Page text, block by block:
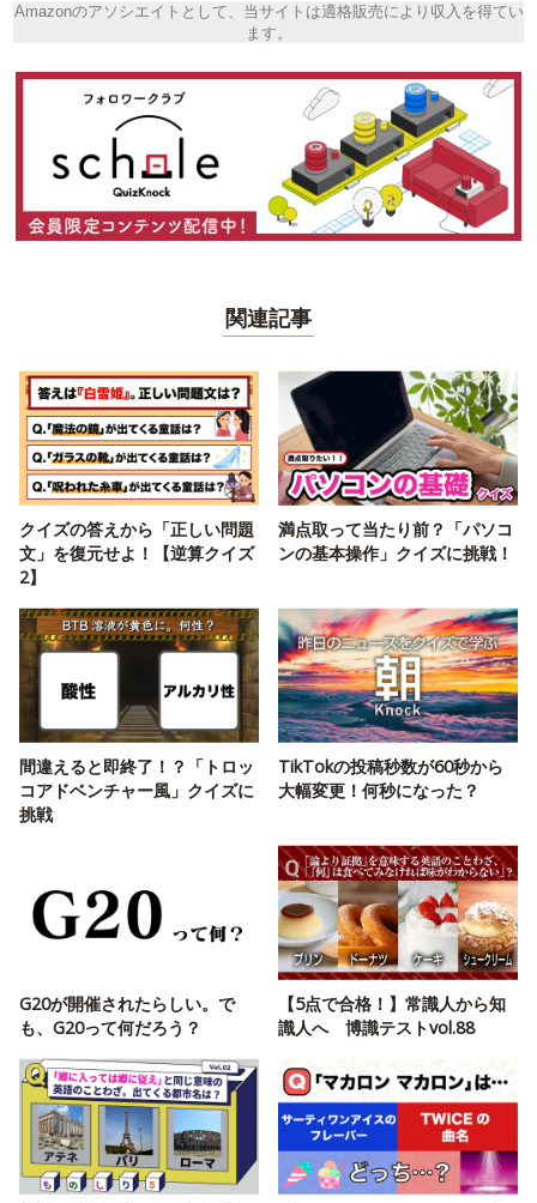
Amazonのアソシエイトとして、当サイトは適格販売により収入を得てい
ます。
関連記事
クイズの答えから「正しい問題
文」を復元せよ！【逆算クイズ
2】
満点取って当たり前？「パソコ
ンの基本操作」クイズに挑戦！
間違えると即終了！？「トロッ
コアドベンチャー風」クイズに
挑戦
TikTokの投稿秒数が60秒から
大幅変更！何秒になった？
G20が開催されたらしい。で
も、G20って何だろう？
【5点で合格！】常識人から知
識人へ 博識テストvol.88